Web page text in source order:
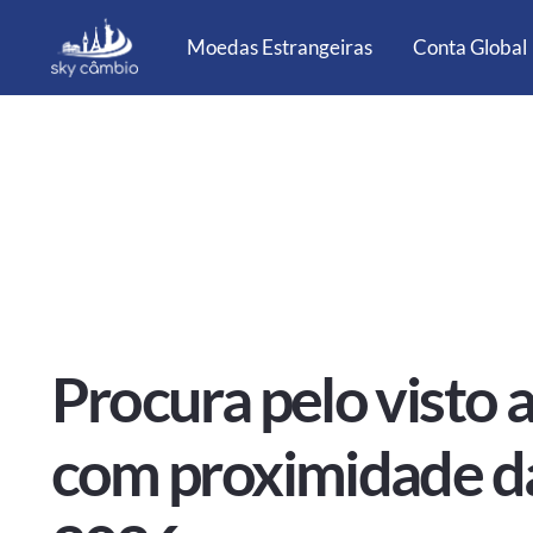
Moedas Estrangeiras Conta Global
Procura pelo visto
com proximidade